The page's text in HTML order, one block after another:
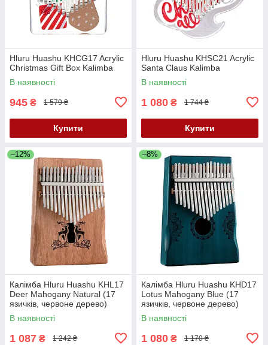
Hluru Huashu KHCG17 Acrylic
Christmas Gift Box Kalimba
В наявності
945 ₴ 1 579 ₴
Купити
Hluru Huashu KHSC21 Acrylic
Santa Claus Kalimba
В наявності
1 080 ₴ 1 744 ₴
Купити
–12%
Калімба Hluru Huashu KHL17
Deer Mahogany Natural (17
язичків, червоне дерево)
В наявності
1 087 ₴ 1 242 ₴
–8%
Калімба Hluru Huashu KHD17
Lotus Mahogany Blue (17
язичків, червоне дерево)
В наявності
1 080 ₴ 1 170 ₴